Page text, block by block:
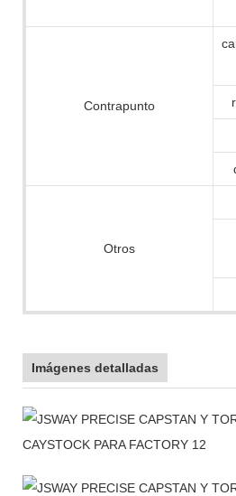
Contrapunto
Otros
Imágenes detalladas